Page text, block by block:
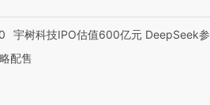
宇树科技IPO估值600亿元 DeepSeek参
配售